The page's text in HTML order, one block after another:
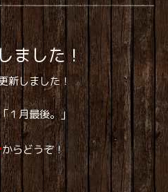
ました！
新しました！
１月最後。」
からどうぞ！